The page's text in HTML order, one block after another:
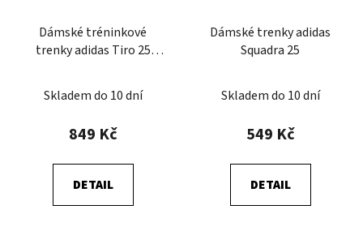
Dámské tréninkové
trenky adidas Tiro 25
Skladem do 10 dní
849 Kč
DETAIL
Dámské trenky adidas
Squadra 25
Skladem do 10 dní
549 Kč
DETAIL